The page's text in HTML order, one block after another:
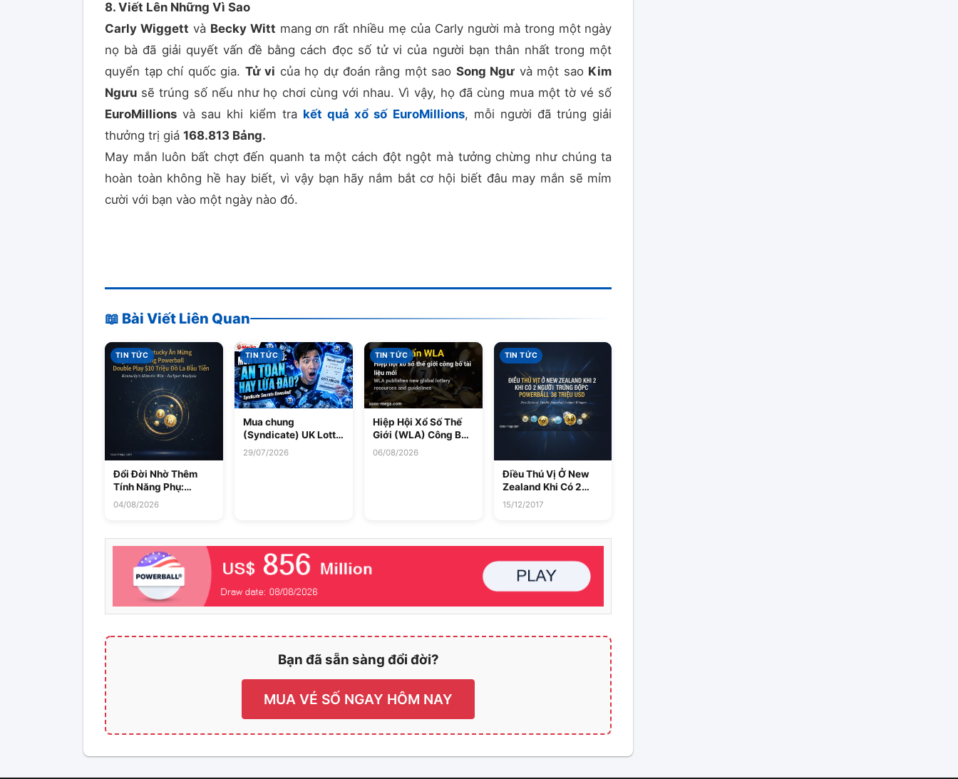
8. Viết Lên Những Vì Sao
Carly Wiggett và Becky Witt mang ơn rất nhiều mẹ của Carly người mà trong một ngày
nọ bà đã giải quyết vấn đề bằng cách đọc số tử vi của người bạn thân nhất trong một
quyển tạp chí quốc gia. Tử vi của họ dự đoán rằng một sao Song Ngư và một sao Kim
Ngưu sẽ trúng số nếu như họ chơi cùng với nhau. Vì vậy, họ đã cùng mua một tờ vé số
EuroMillions và sau khi kiểm tra kết quả xổ số EuroMillions, mỗi người đã trúng giải
thưởng trị giá 168.813 Bảng.
May mắn luôn bất chợt đến quanh ta một cách đột ngột mà tưởng chừng như chúng ta
hoàn toàn không hề hay biết, vì vậy bạn hãy nắm bắt cơ hội biết đâu may mắn sẽ mỉm
cười với bạn vào một ngày nào đó.
📖 Bài Viết Liên Quan
TIN TỨC
Đổi Đời Nhờ Thêm
Tính Năng Phụ:
Người Đàn Ông
Kentucky Trúng 10
Double Play
04/08/2026
TIN TỨC
Mua chung
(Syndicate) UK Lotto
cho người nước
29/07/2026
TIN TỨC
Hiệp Hội Xổ Số Thế
Giới (WLA) Công Bố
Cẩm Nang Và Tài
Liệu Hướng Dẫn Mới:
06/08/2026
TIN TỨC
Điều Thú Vị Ở New
Zealand Khi Có 2
Người Chơi Trúng
Độc Đắc Powerball
15/12/2017
Bạn đã sẵn sàng đổi đời?
MUA VÉ SỐ NGAY HÔM NAY